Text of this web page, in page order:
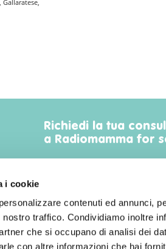
i cookie
contenuti ed annunci,
traffico. Condividiamo inoltre
che si occupano di analisi dei
con altre informazioni che hai
Richiedi la tua
a Radiomamma for
Trova luoghi, servizi,
familyfriendly a